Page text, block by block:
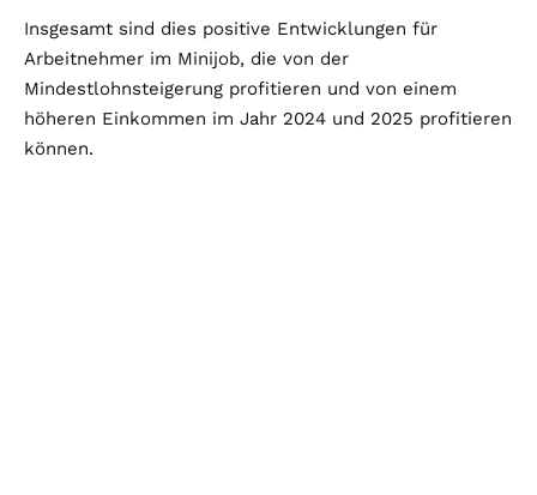
Insgesamt sind dies positive Entwicklungen für
Arbeitnehmer im Minijob, die von der
Mindestlohnsteigerung profitieren und von einem
höheren Einkommen im Jahr 2024 und 2025 profitieren
können.